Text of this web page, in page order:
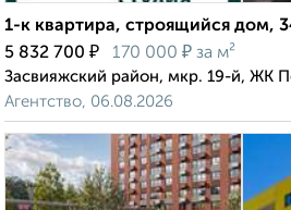
1-к квартира, строящийся дом,
5 832 700 ₽ 170 000 ₽ за м²
Засвияжский район, мкр. 19-й, ЖК
Агентство, 06.08.2026